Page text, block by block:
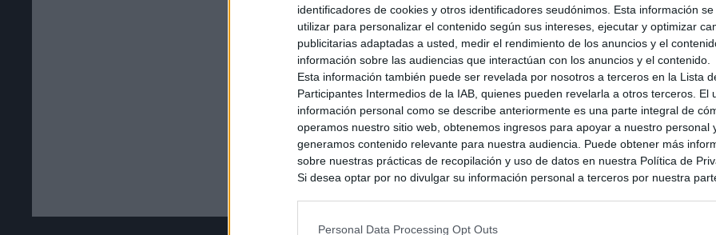
identificadores de cookies y otros identificadores seudónimos. Esta información
utilizar para personalizar el contenido según sus intereses, ejecutar y optimizar
publicitarias adaptadas a usted, medir el rendimiento de los anuncios y el
información sobre las audiencias que interactúan con los anuncios y el contenido.
Esta información también puede ser revelada por nosotros a terceros en la Lista
Participantes Intermedios de la IAB, quienes pueden revelarla a otros terceros. El
información personal como se describe anteriormente es una parte integral de
operamos nuestro sitio web, obtenemos ingresos para apoyar a nuestro personal
generamos contenido relevante para nuestra audiencia. Puede obtener más
sobre nuestras prácticas de recopilación y uso de datos en nuestra Política de
Si desea optar por no divulgar su información personal a terceros por nuestra
intereses basados en la información personal utilizada por nosotros o en
Personal Data Processing Opt Outs